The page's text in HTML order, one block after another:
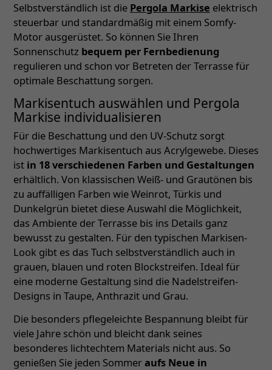
Selbstverständlich ist die Pergola Markise elektrisch
steuerbar und standardmäßig mit einem Somfy-
Motor ausgerüstet. So können Sie Ihren
Sonnenschutz bequem per Fernbedienung
regulieren und schon vor Betreten der Terrasse für
optimale Beschattung sorgen.
Markisentuch auswählen und Pergola
Markise individualisieren
Für die Beschattung und den UV-Schutz sorgt
hochwertiges Markisentuch aus Acrylgewebe. Dieses
ist in 18 verschiedenen Farben und Gestaltungen
erhältlich. Von klassischen Weiß- und Grautönen bis
zu auffälligen Farben wie Weinrot, Türkis und
Dunkelgrün bietet diese Auswahl die Möglichkeit,
das Ambiente der Terrasse bis ins Details ganz
bewusst zu gestalten. Für den typischen Markisen-
Look gibt es das Tuch selbstverständlich auch in
grauen, blauen und roten Blockstreifen. Ideal für
eine moderne Gestaltung sind die Nadelstreifen-
Designs in Taupe, Anthrazit und Grau.
Die besonders pflegeleichte Bespannung bleibt für
viele Jahre schön und bleicht dank seines
besonderes lichtechtem Materials nicht aus. So
genießen Sie jeden Sommeraufs Neue in